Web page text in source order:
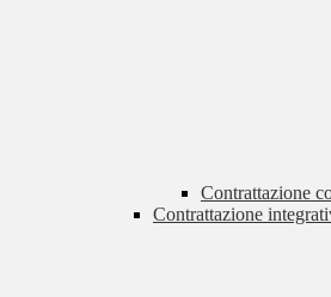
Contrattazione
Contrattazione